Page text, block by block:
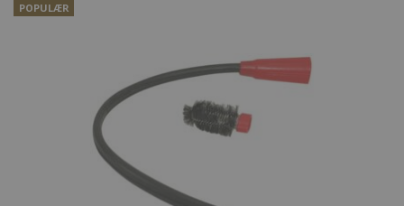
POPULÆR